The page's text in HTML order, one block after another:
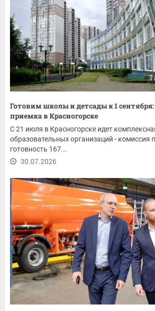
Готовим школы и детсады к 1
приемка в Красногорске
С 21 июля в Красногорске идет
образовательных организаций - комиссия
готовность 167...
30.07.2026